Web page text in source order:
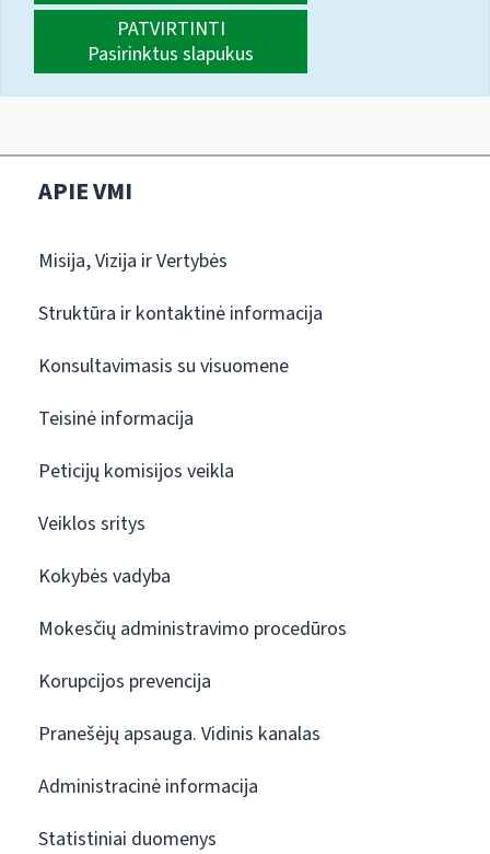
PATVIRTINTI
Pasirinktus slapukus
APIE VMI
Misija, Vizija ir Vertybės
Struktūra ir kontaktinė informacija
Konsultavimasis su visuomene
Teisinė informacija
Peticijų komisijos veikla
Veiklos sritys
Kokybės vadyba
Mokesčių administravimo procedūros
Korupcijos prevencija
Pranešėjų apsauga. Vidinis kanalas
Administracinė informacija
Statistiniai duomenys